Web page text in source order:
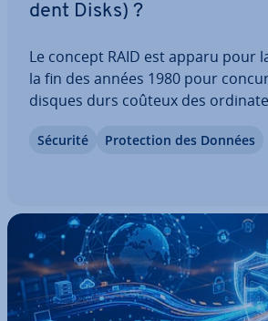
dent Disks) ?
Le concept RAID est apparu pour
la fin des années 1980 pour
disques durs coûteux des
second plan, mais les solutions de
Sécurité Pro­tec­tion des Données